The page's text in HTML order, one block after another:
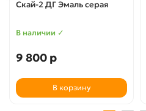
Скай-2 ДГ Эмаль серая
В наличии ✓
9 800 р
В корзину